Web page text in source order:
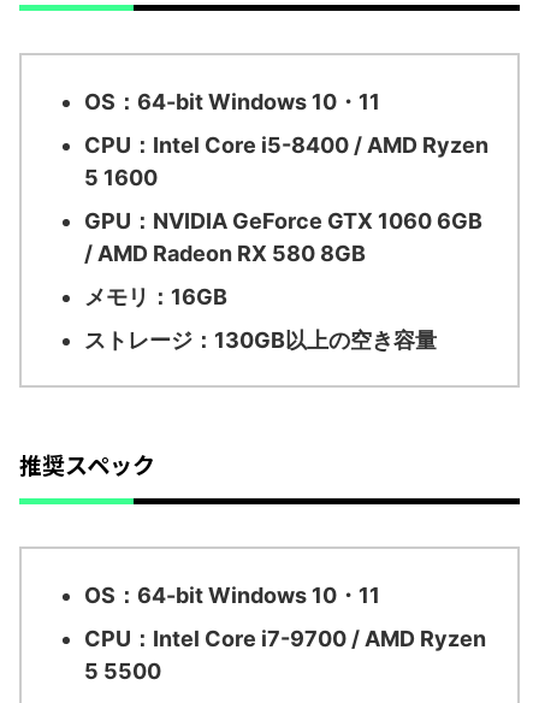
OS：64-bit Windows 10・11
CPU：Intel Core i5-8400 / AMD Ryzen
5 1600
GPU：NVIDIA GeForce GTX 1060 6GB
/ AMD Radeon RX 580 8GB
メモリ：16GB
ストレージ：130GB以上の空き容量
推奨スペック
OS：64-bit Windows 10・11
CPU：Intel Core i7-9700 / AMD Ryzen
5 5500